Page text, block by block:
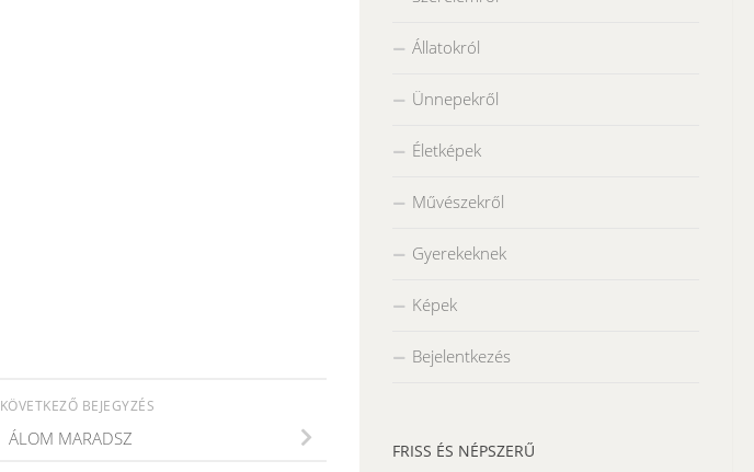
KÖVETKEZŐ BEJEGYZÉS
ÁLOM MARADSZ
Állatokról
Ünnepekről
Életképek
Művészekről
Gyerekeknek
Képek
Bejelentkezés
FRISS ÉS NÉPSZERŰ